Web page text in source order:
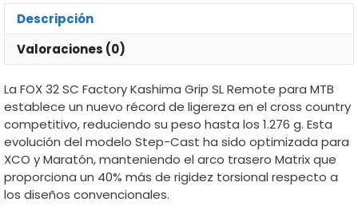
MTB
cantidad
Descripción
Valoraciones (0)
La FOX 32 SC Factory Kashima Grip SL Remote para MTB
establece un nuevo récord de ligereza en el cross country
competitivo, reduciendo su peso hasta los 1.276 g. Esta
evolución del modelo Step-Cast ha sido optimizada para
XCO y Maratón, manteniendo el arco trasero Matrix que
proporciona un 40% más de rigidez torsional respecto a
los diseños convencionales.